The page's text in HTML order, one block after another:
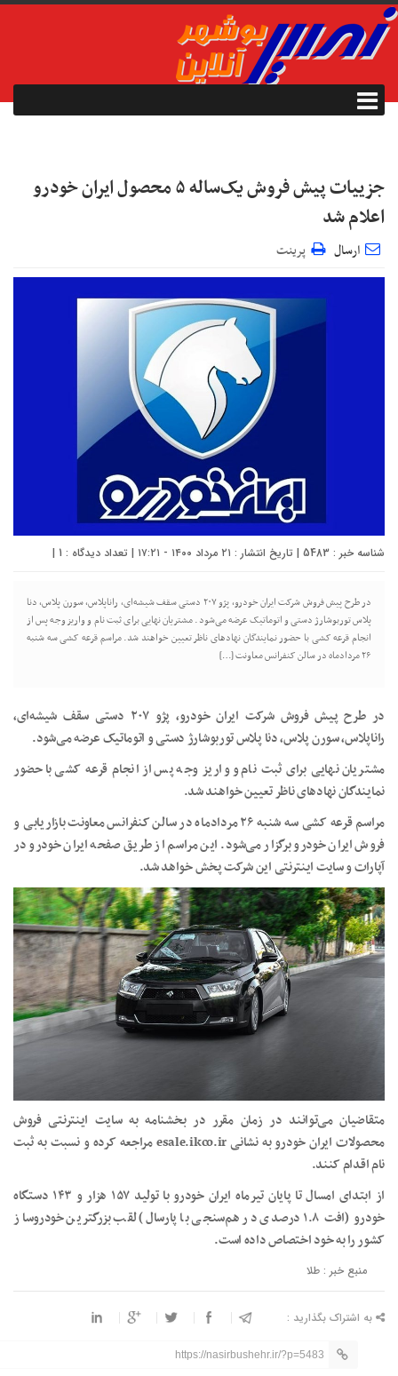
جزییات پیش فروش یک‌ساله ۵ محصول ایران خودرو
اعلام شد
ارسال پرینت
شناسه خبر : 5483 | تاریخ انتشار : ۲۱ مرداد ۱۴۰۰ - ۱۷:۲۱ | تعداد دیدگاه : 1
|
در طرح پیش فروش شرکت ایران خودرو، پژو ۲۰۷ دستی سقف شیشه‌ای، راناپلاس، سورن پلاس، دنا
پلاس توربوشارژ دستی و اتوماتیک عرضه می‌شود. مشتریان نهایی برای ثبت نام و واریز وجه پس از
انجام قرعه کشی با حضور نمایندگان نهاد‌های ناظر تعیین خواهند شد. مراسم قرعه کشی سه شنبه
۲۶ مردادماه در سالن کنفرانس معاونت […]
در طرح پیش فروش شرکت ایران خودرو، پژو ۲۰۷ دستی سقف شیشه‌ای،
راناپلاس، سورن پلاس، دنا پلاس توربوشارژ دستی و اتوماتیک عرضه می‌شود.
مشتریان نهایی برای ثبت نام و واریز وجه پس از انجام قرعه کشی با حضور
نمایندگان نهاد‌های ناظر تعیین خواهند شد.
مراسم قرعه کشی سه شنبه ۲۶ مردادماه در سالن کنفرانس معاونت بازاریابی و
فروش ایران خودرو برگزار می‌شود. این مراسم از طریق صفحه ایران خودرو در
آپارات و سایت اینترنتی این شرکت پخش خواهد شد.
متقاضیان می‌توانند در زمان مقرر در بخشنامه به سایت اینترنتی فروش
محصولات ایران خودرو به نشانی esale.ikco.ir مراجعه کرده و نسبت به ثبت
نام اقدام کنند.
از ابتدای امسال تا پایان تیرماه ایران خودرو با تولید ۱۵۷ هزار و ۱۴۳ دستگاه
خودرو (افت ۱.۸ درصدی در هم‌سنجی با پارسال) لقب بزرگترین خودروساز
کشور را به خود اختصاص داده است.
منبع خبر : طلا
به اشتراک بگذارید :
https://nasirbushehr.ir/?p=5483